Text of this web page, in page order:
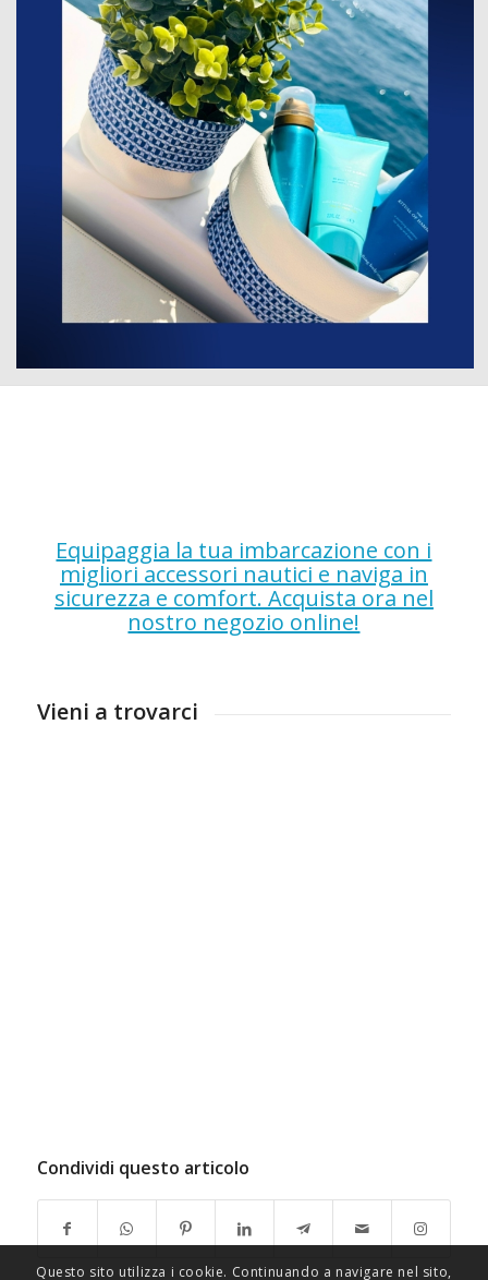
Equipaggia la tua imbarcazione con i
migliori accessori nautici e naviga in
sicurezza e comfort. Acquista ora nel
nostro negozio online!
Vieni a trovarci
Condividi questo articolo
Questo sito utilizza i cookie. Continuando a navigare nel sito,